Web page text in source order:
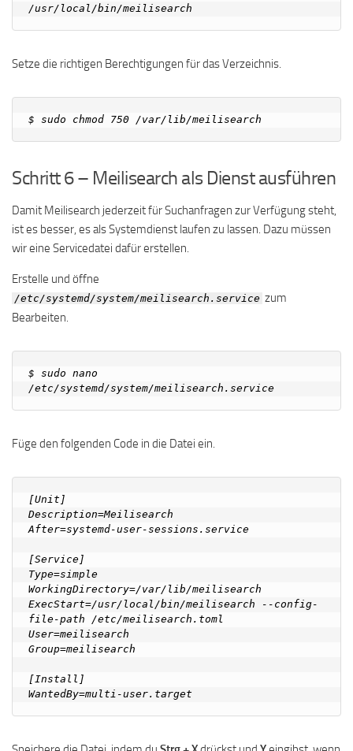
Setze die richtigen Berechtigungen für das Verzeichnis.
Schritt 6 – Meilisearch als Dienst ausführen
Damit Meilisearch jederzeit für Suchanfragen zur Verfügung steht,
ist es besser, es als Systemdienst laufen zu lassen. Dazu müssen
wir eine Servicedatei dafür erstellen.
Erstelle und öffne
/etc/systemd/system/meilisearch.service zum
Bearbeiten.
$ sudo nano
Füge den folgenden Code in die Datei ein.
[Unit]
Description=Meilisearch
After=systemd-user-sessions.service
[Service]
Type=simple
WorkingDirectory=/var/lib/meilisearch
ExecStart=/usr/local/bin/meilisearch --config-
file-path /etc/meilisearch.toml
User=meilisearch
Group=meilisearch
[Install]